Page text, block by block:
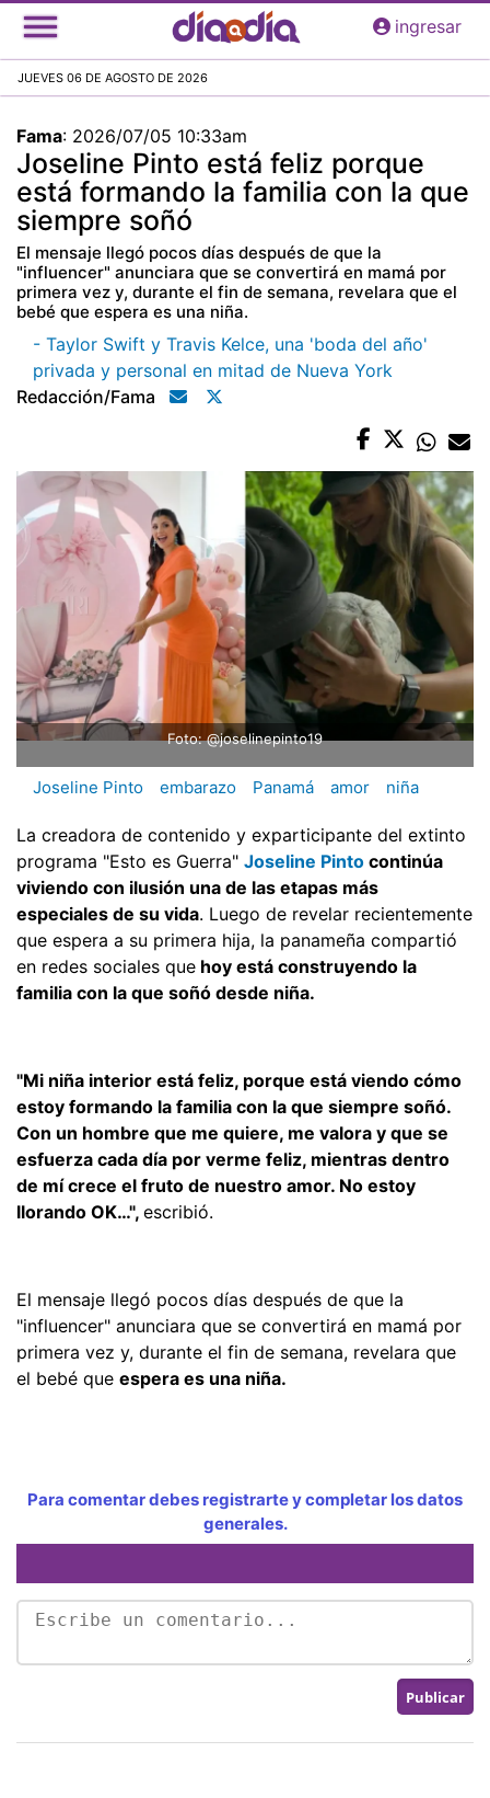
Pasar
al
principal
ingresar
JUEVES 06 DE AGOSTO DE 2026
Fama: 2026/07/05 10:33am
Joseline Pinto está feliz porque
está formando la familia con la que
siempre soñó
El mensaje llegó pocos días después de que la
"influencer" anunciara que se convertirá en mamá por
primera vez y, durante el fin de semana, revelara que el
bebé que espera es una niña.
- Taylor Swift y Travis Kelce, una 'boda del año'
privada y personal en mitad de Nueva York
Redacción/fama
Foto: @joselinepinto19
Joseline Pinto embarazo Panamá amor niña
La creadora de contenido y exparticipante del extinto
programa "Esto es Guerra" Joseline Pinto continúa
viviendo con ilusión una de las etapas más
especiales de su vida. Luego de revelar recientemente
que espera a su primera hija, la panameña compartió
en redes sociales que hoy está construyendo la
familia con la que soñó desde niña.
"Mi niña interior está feliz, porque está viendo cómo
estoy formando la familia con la que siempre soñó.
Con un hombre que me quiere, me valora y que se
esfuerza cada día por verme feliz, mientras dentro
de mí crece el fruto de nuestro amor. No estoy
llorando OK…", escribió.
El mensaje llegó pocos días después de que la
"influencer" anunciara que se convertirá en mamá por
primera vez y, durante el fin de semana, revelara que
el bebé que espera es una niña.
Para comentar debes registrarte y completar los datos
generales.